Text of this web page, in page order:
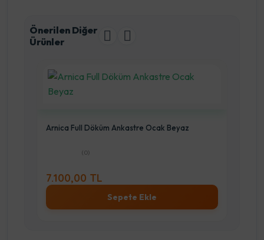
Önerilen Diğer
Ürünler
Arnica Full Döküm Ankastre Ocak Beyaz
(0)
7.100,00 TL
Sepete Ekle